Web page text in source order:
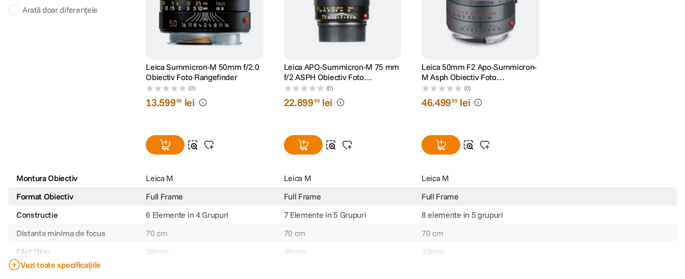
Arată doar diferențele
Leica Summicron-M 50mm f/2.0
Obiectiv Foto Rangefinder
(0)
13.59999 lei
Leica APO-Summicron-M 75 mm
f/2 ASPH Obiectiv Foto
Rangefinder(0)
22.89999 lei
Leica 50mm F2 Apo-Summicron-
M Asph Obiectiv Foto
Rangefinder Gri Metalic
(0)
46.49999 lei
Montura Obiectiv Leica M Leica M
Leica M
Format Obiectiv
Full Frame Full Frame
Full Frame
Constructie
6 Elemente in 4 Grupuri 7 Elemente in 5 Grupuri
8 elemente in 5 grupuri
Distanta minima de focus
70 cm 70 cm
70 cm
Filet filtru
39mm 49mm
39mm
Stabilizare de imagine
Vezi toate specificațiile